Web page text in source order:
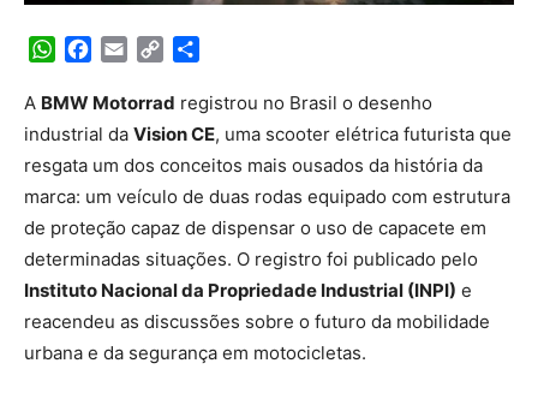
WhatsApp
Facebook
Email Copy
A BMW Motorrad registrou no Brasil o desenho
industrial da Vision CE, uma scooter elétrica futurista que
resgata um dos conceitos mais ousados da história da
marca: um veículo de duas rodas equipado com estrutura
de proteção capaz de dispensar o uso de capacete em
determinadas situações. O registro foi publicado pelo
Instituto Nacional da Propriedade Industrial (INPI) e
reacendeu as discussões sobre o futuro da mobilidade
urbana e da segurança em motocicletas.